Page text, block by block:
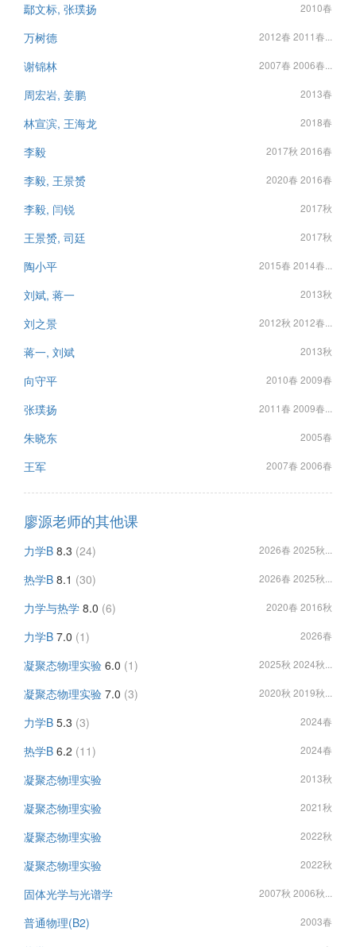
鄢文标, 张璞扬 2010春
万树德 2012春 2011春...
谢锦林 2007春 2006春...
周宏岩, 姜鹏 2013春
林宣滨, 王海龙 2018春
李毅 2017秋 2016春
李毅, 王景赟 2020春 2016春
李毅, 闫锐 2017秋
王景赟, 司廷 2017秋
陶小平 2015春 2014春...
刘斌, 蒋一 2013秋
刘之景 2012秋 2012春...
蒋一, 刘斌 2013秋
向守平 2010春 2009春
张璞扬 2011春 2009春...
朱晓东 2005春
王军 2007春 2006春
廖源老师的其他课
力学B 8.3 (24) 2026春 2025秋...
热学B 8.1 (30) 2026春 2025秋...
力学与热学 8.0 (6) 2020春 2016秋
力学B 7.0 (1) 2026春
凝聚态物理实验 6.0 (1) 2025秋 2024秋...
凝聚态物理实验 7.0 (3) 2020秋 2019秋...
力学B 5.3 (3) 2024春
热学B 6.2 (11) 2024春
凝聚态物理实验 2013秋
凝聚态物理实验 2021秋
凝聚态物理实验 2022秋
凝聚态物理实验 2022秋
固体光学与光谱学 2007秋 2006秋...
普通物理(B2) 2003春